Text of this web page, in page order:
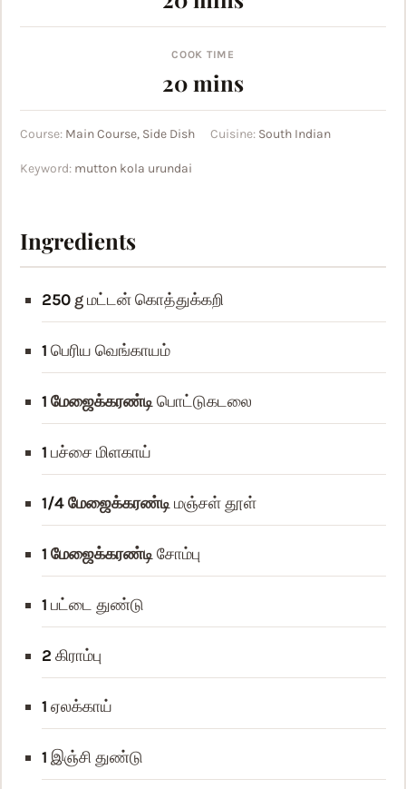
COOK TIME
20minutes
mins
Course: Main Course, Side Dish Cuisine: South Indian
Keyword: mutton kola urundai
Ingredients
250 gமட்டன் கொத்துக்கறி
1 பெரிய வெங்காயம்
1 மேஜைக்கரண்டிபொட்டுகடலை
1 பச்சை மிளகாய்
1/4மேஜைக்கரண்டிமஞ்சள் தூள்
1 மேஜைக்கரண்டிசோம்பு
1 பட்டை துண்டு
2 கிராம்பு
1 ஏலக்காய்
1 இஞ்சி துண்டு